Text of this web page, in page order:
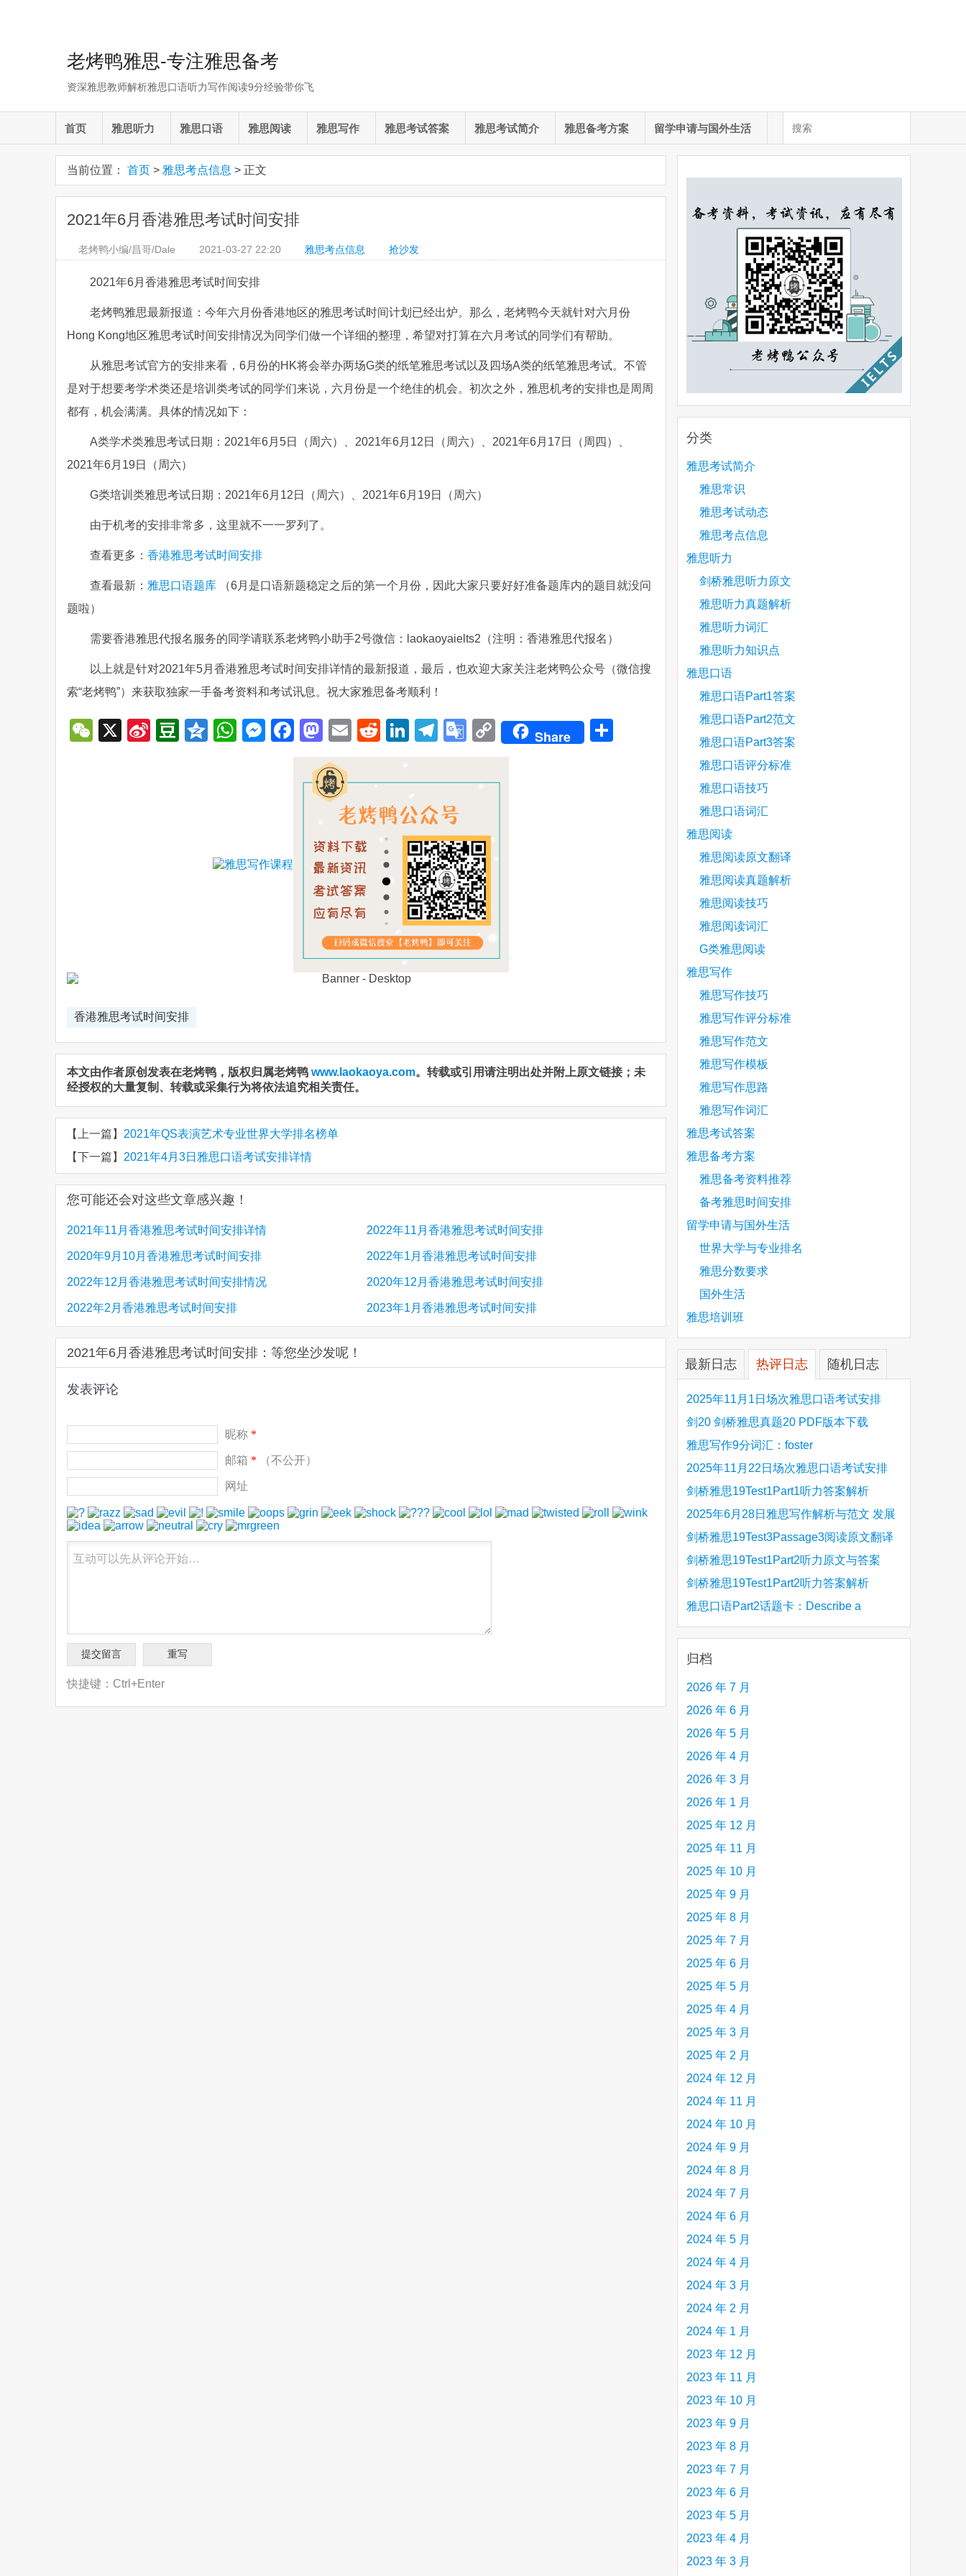
老烤鸭雅思-专注雅思备考
资深雅思教师解析雅思口语听力写作阅读9分经验带你飞
首页 雅思听力 雅思口语 雅思阅读 雅思写作 雅思考试答案 雅思考试简介 雅思备考方案 留学申请与国外生活
当前位置： 首页 > 雅思考点信息 > 正文
2021年6月香港雅思考试时间安排
老烤鸭小编/昌哥/Dale 2021-03-27 22:20 雅思考点信息 抢沙发
2021年6月香港雅思考试时间安排
老烤鸭雅思最新报道：今年六月份香港地区的雅思考试时间计划已经出炉。那么，老烤鸭今天就针对六月份
Hong Kong地区雅思考试时间安排情况为同学们做一个详细的整理，希望对打算在六月考试的同学们有帮助。
从雅思考试官方的安排来看，6月份的HK将会举办两场G类的纸笔雅思考试以及四场A类的纸笔雅思考试。不管
是对于想要考学术类还是培训类考试的同学们来说，六月份是一个绝佳的机会。初次之外，雅思机考的安排也是周周
都有，机会满满。具体的情况如下：
A类学术类雅思考试日期：2021年6月5日（周六）、2021年6月12日（周六）、2021年6月17日（周四）、
2021年6月19日（周六）
G类培训类雅思考试日期：2021年6月12日（周六）、2021年6月19日（周六）
由于机考的安排非常多，这里就不一一罗列了。
查看更多： 香港雅思考试时间安排
查看最新： 雅思口语题库 （6月是口语新题稳定之后的第一个月份，因此大家只要好好准备题库内的题目就没问
题啦）
需要香港雅思代报名服务的同学请联系老烤鸭小助手2号微信：laokaoyaielts2（注明：香港雅思代报名）
以上就是针对2021年5月香港雅思考试时间安排详情的最新报道，最后，也欢迎大家关注老烤鸭公众号（微信搜
索“老烤鸭”）来获取独家一手备考资料和考试讯息。祝大家雅思备考顺利！
WeChat
X
SinaDouban
QzoneWhatsApp
Messenger
Facebook
Mastodon
EmailRedditLinkedIn
Telegram
Google
CopyShare
香港雅思考试时间安排
本文由作者原创发表在老烤鸭，版权归属老烤鸭 www.laokaoya.com。转载或引用请注明出处并附上原文链接；未
经授权的大量复制、转载或采集行为将依法追究相关责任。
【上一篇】 2021年QS表演艺术专业世界大学排名榜单
【下一篇】 2021年4月3日雅思口语考试安排详情
您可能还会对这些文章感兴趣！
2021年11月香港雅思考试时间安排详情 2022年11月香港雅思考试时间安排
2020年9月10月香港雅思考试时间安排 2022年1月香港雅思考试时间安排
2022年12月香港雅思考试时间安排情况 2020年12月香港雅思考试时间安排
2022年2月香港雅思考试时间安排 2023年1月香港雅思考试时间安排
2021年6月香港雅思考试时间安排：等您坐沙发呢！
发表评论
昵称 *
邮箱 * （不公开）
网址
快捷键：Ctrl+Enter
分类
雅思考试简介
雅思常识
雅思考试动态
雅思考点信息
雅思听力
剑桥雅思听力原文
雅思听力真题解析
雅思听力词汇
雅思听力知识点
雅思口语
雅思口语Part1答案
雅思口语Part2范文
雅思口语Part3答案
雅思口语评分标准
雅思口语技巧
雅思口语词汇
雅思阅读
雅思阅读原文翻译
雅思阅读真题解析
雅思阅读技巧
雅思阅读词汇
G类雅思阅读
雅思写作
雅思写作技巧
雅思写作评分标准
雅思写作范文
雅思写作模板
雅思写作思路
雅思写作词汇
雅思考试答案
雅思备考方案
雅思备考资料推荐
备考雅思时间安排
留学申请与国外生活
世界大学与专业排名
雅思分数要求
国外生活
雅思培训班
最新日志 热评日志 随机日志
2025年11月1日场次雅思口语考试安排
剑20 剑桥雅思真题20 PDF版本下载
雅思写作9分词汇：foster
2025年11月22日场次雅思口语考试安排
剑桥雅思19Test1Part1听力答案解析
Hinchingbrooke Country Park
2025年6月28日雅思写作解析与范文 发展
旅游业 手把手带你写高分范文
剑桥雅思19Test3Passage3阅读原文翻译
Is the era of artificial speech translation
upon us 人工智能语言翻译
剑桥雅思19Test1Part2听力原文与答案
Stanthorpe Twinning Association
剑桥雅思19Test1Part2听力答案解析
Stanthorpe Twinning Association
雅思口语Part2话题卡：Describe a
creative person (e.g. an artist, a musician,
etc.) you admire 钦佩的有创造力的人
归档
2026 年 7 月
2026 年 6 月
2026 年 5 月
2026 年 4 月
2026 年 3 月
2026 年 1 月
2025 年 12 月
2025 年 11 月
2025 年 10 月
2025 年 9 月
2025 年 8 月
2025 年 7 月
2025 年 6 月
2025 年 5 月
2025 年 4 月
2025 年 3 月
2025 年 2 月
2024 年 12 月
2024 年 11 月
2024 年 10 月
2024 年 9 月
2024 年 8 月
2024 年 7 月
2024 年 6 月
2024 年 5 月
2024 年 4 月
2024 年 3 月
2024 年 2 月
2024 年 1 月
2023 年 12 月
2023 年 11 月
2023 年 10 月
2023 年 9 月
2023 年 8 月
2023 年 7 月
2023 年 6 月
2023 年 5 月
2023 年 4 月
2023 年 3 月